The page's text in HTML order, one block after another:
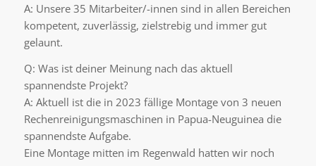
A: Unsere 35 Mitarbeiter/-innen sind in allen Bereichen
kompetent, zuverlässig, zielstrebig und immer gut
gelaunt.
Q: Was ist deiner Meinung nach das aktuell
spannendste Projekt?
A: Aktuell ist die in 2023 fällige Montage von 3 neuen
Rechenreinigungsmaschinen in Papua-Neuguinea die
spannendste Aufgabe.
Eine Montage mitten im Regenwald hatten wir noch